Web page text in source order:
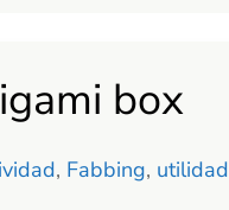
box
, Fabbing, utilidad